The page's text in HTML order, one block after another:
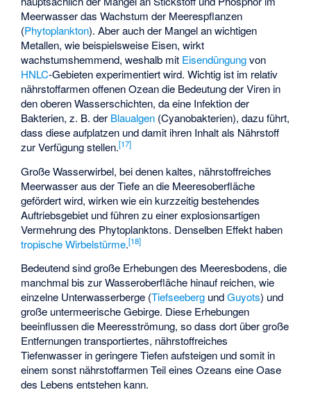
Meerwasser das Wachstum der Meerespflanzen
(Phytoplankton). Aber auch der Mangel an wichtigen
Metallen, wie beispielsweise Eisen, wirkt
wachstumshemmend, weshalb mit Eisendüngungvon
HNLC-Gebieten experimentiert wird. Wichtig ist im relativ
nährstoffarmen offenen Ozean die Bedeutung der Viren in
den oberen Wasserschichten, da eine Infektion der
Bakterien, z. B. der Blaualgen (Cyanobakterien), dazu führt,
dass diese aufplatzen und damit ihren Inhalt als Nährstoff
zur Verfügung stellen.[17]
Große Wasserwirbel, bei denen kaltes, nährstoffreiches
Meerwasser aus der Tiefe an die Meeresoberfläche
gefördert wird, wirken wie ein kurzzeitig bestehendes
Auftriebsgebiet und führen zu einer explosionsartigen
Vermehrung des Phytoplanktons. Denselben Effekt haben
tropische Wirbelstürme.[18]
Bedeutend sind große Erhebungen des Meeresbodens, die
manchmal bis zur Wasseroberfläche hinauf reichen, wie
einzelne Unterwasserberge (Tiefseeberg undGuyots) und
große untermeerische Gebirge. Diese Erhebungen
beeinflussen die Meeresströmung, so dass dort über große
Entfernungen transportiertes, nährstoffreiches
Tiefenwasser in geringere Tiefen aufsteigen und somit in
einem sonst nährstoffarmen Teil eines Ozeans eine Oase
des Lebens entstehen kann.